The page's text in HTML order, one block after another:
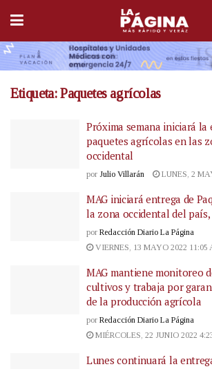
Etiqueta:Paquetes agrícolas
Próxima semana iniciará la
paquetes agrícolas en las
occidental
por Julio Villarán LUNES, 2
MAG iniciará entrega de
la zona occidental del
por Redacción Diario La Página
VIERNES, 13 MAYO 2022 11:05
MAG mantiene monitoreo
cultivos y trabaja por
de la producción agrícola
por Redacción Diario La Página
MIÉRCOLES, 22 JUNIO 2022
Lunes continuará la